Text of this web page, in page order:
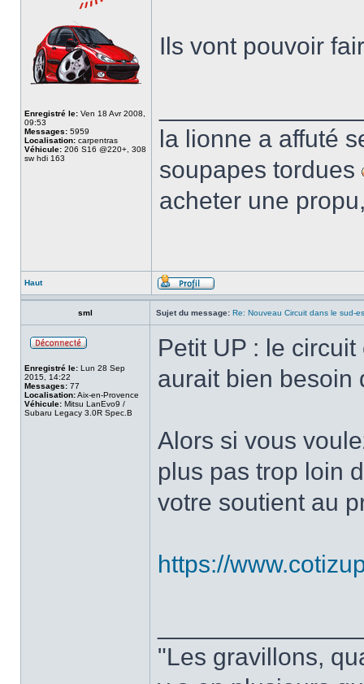
Enregistré le: Ven 18 Avr 2008,
09:53
Messages: 5959
Localisation: carpentras
Véhicule: 206 S16 @220+, 308
sw hdi 163
Ils vont pouvoir
la lionne a affuté
soupapes tordues
acheter une
Haut
sml Sujet du message: Re: Nouveau Circuit dans le sud-
Enregistré le: Lun 28 Sep
2015, 14:22
Messages: 77
Localisation:Aix-en-Provence
Véhicule: Mitsu LanEvo9 /
Subaru Legacy 3.0R Spec.B
Petit UP : le
aurait bien besoin
Alors si vous
plus pas trop loin
votre soutient au
https://
"Les gravillons,